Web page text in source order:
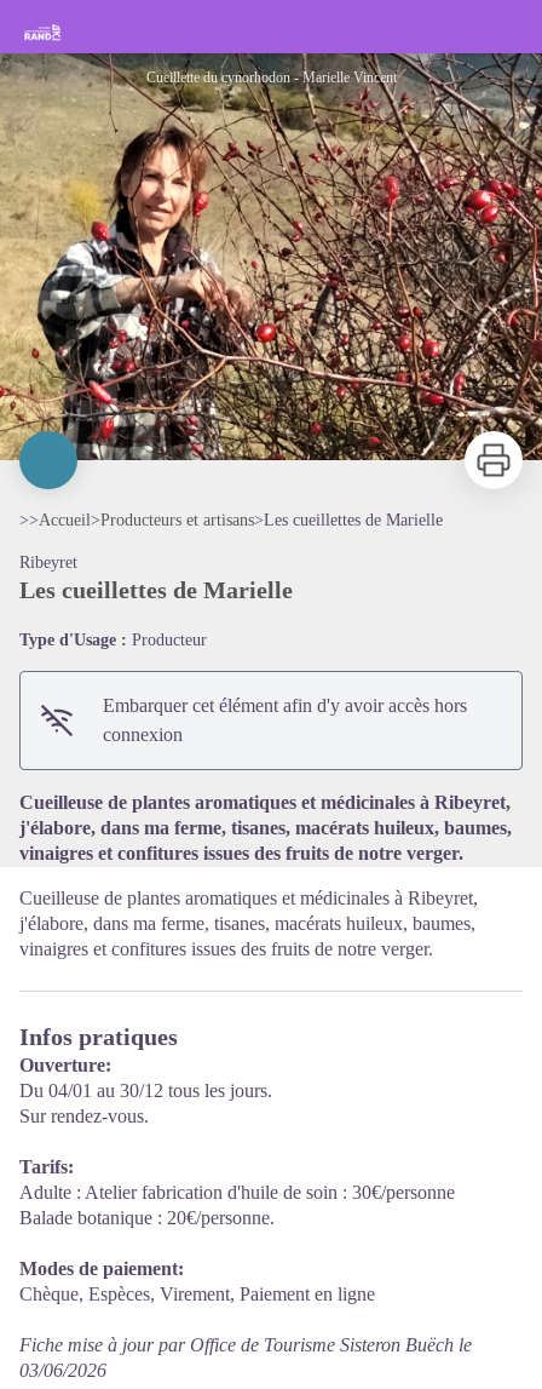
Rando Sisteron Buëch Baronnies Provençales
Cueillette du cynorhodon - Marielle Vincent
Voir l'image en plein écran
Imprimer
>>Accueil>Producteurs et artisans>Les cueillettes de Marielle
Ribeyret
Les cueillettes de Marielle
Type d'Usage : Producteur
Embarquer cet élément afin d'y avoir accès hors
connexion
Cueilleuse de plantes aromatiques et médicinales à Ribeyret,
j'élabore, dans ma ferme, tisanes, macérats huileux, baumes,
vinaigres et confitures issues des fruits de notre verger.
Cueilleuse de plantes aromatiques et médicinales à Ribeyret,
j'élabore, dans ma ferme, tisanes, macérats huileux, baumes,
vinaigres et confitures issues des fruits de notre verger.
Infos pratiques
Ouverture:
Du 04/01 au 30/12 tous les jours.
Sur rendez-vous.
Tarifs:
Adulte : Atelier fabrication d'huile de soin : 30€/personne
Balade botanique : 20€/personne.
Modes de paiement:
Chèque, Espèces, Virement, Paiement en ligne
Fiche mise à jour par Office de Tourisme Sisteron Buëch le
03/06/2026